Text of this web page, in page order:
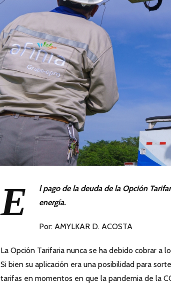
E
l pago de la deuda de la Opción
energía.
Por: AMYLKAR D. ACOSTA
La Opción Tarifaria nunca se ha debido cobrar a
Si bien su aplicación era una posibilidad para
tarifas en momentos en que la pandemia de la